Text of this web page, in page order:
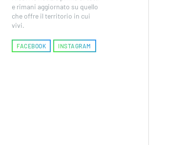
e rimani aggiornato su quello
che offre il territorio in cui
vivi.
FACEBOOK INSTAGRAM